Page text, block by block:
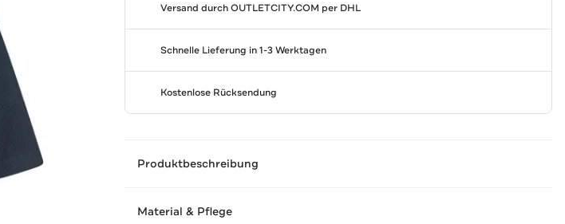
Versand durchOUTLETCITY.COM per DHL
Schnelle Lieferung in 1-3 Werktagen
Kostenlose Rücksendung
Produktbeschreibung
Material & Pflege